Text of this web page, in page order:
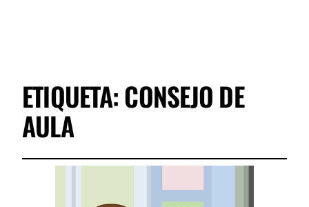
ETIQUETA:CONSEJO DE
AULA